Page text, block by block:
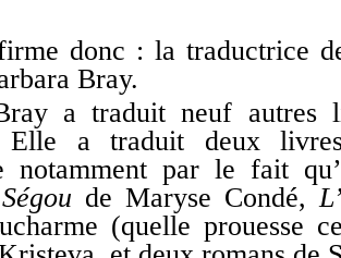
donc : la traductrice
Bray.
a traduit neuf autres
a traduit deux
notamment par le fait
Ségou de Maryse Condé,
(quelle prouesse